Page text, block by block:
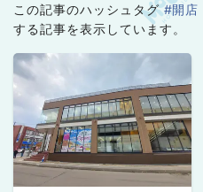
この記事のハッシュタグ#開店
する記事を表示しています。